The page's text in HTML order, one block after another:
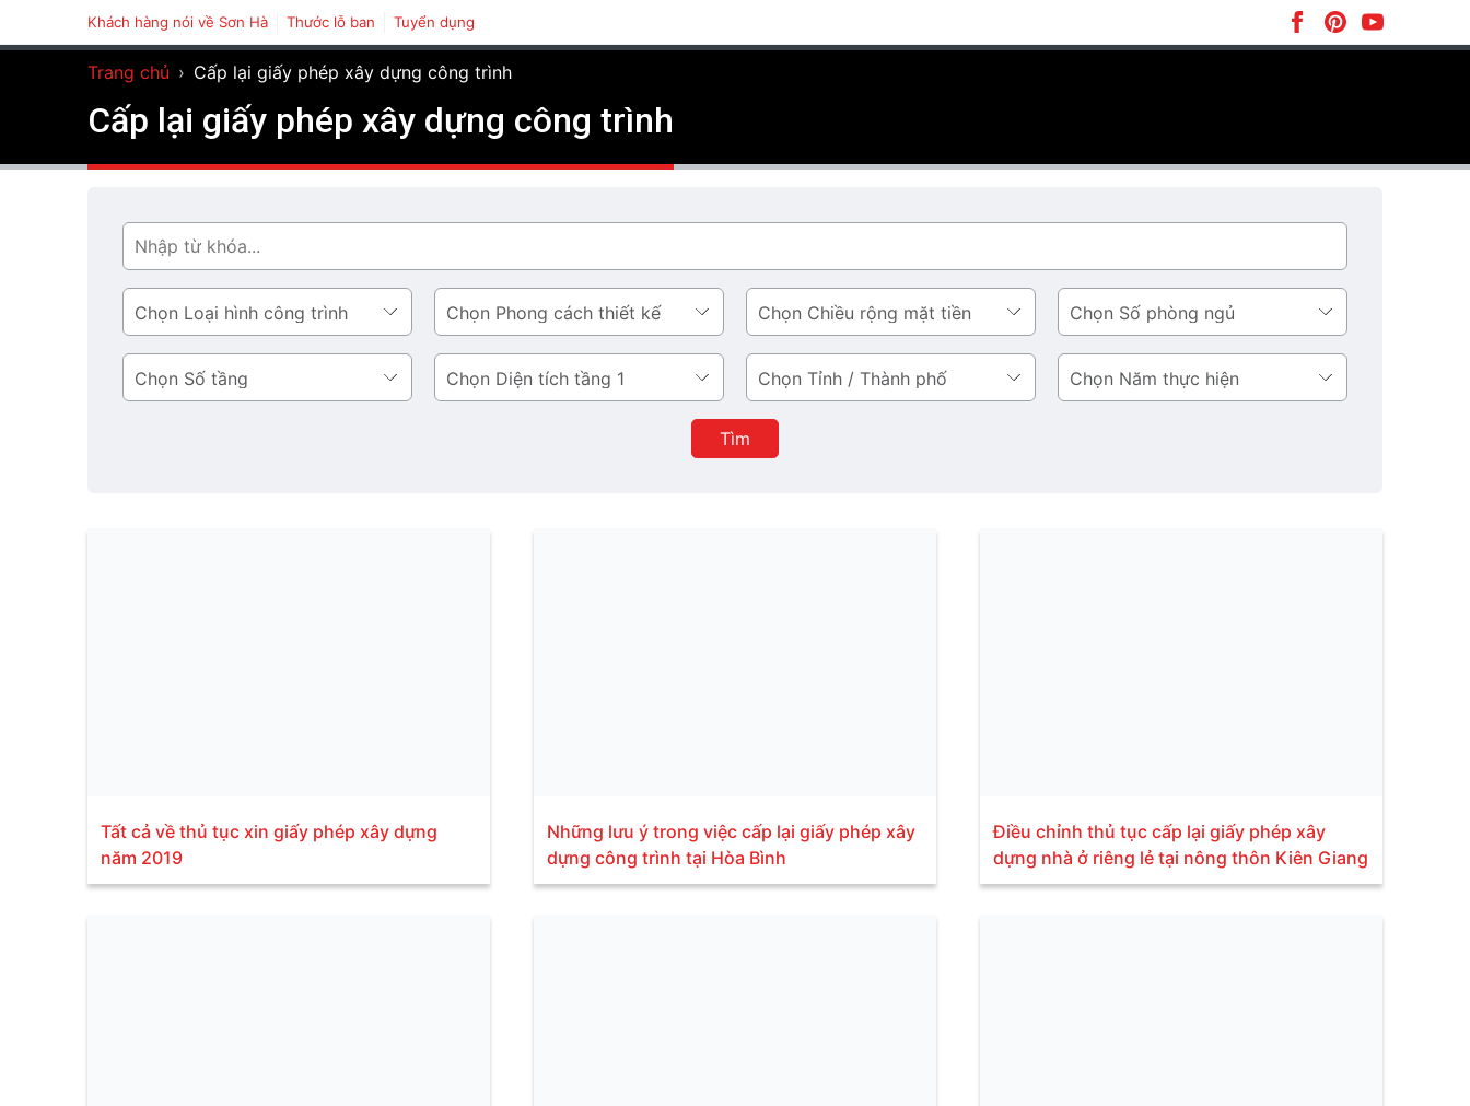
Khách hàng nói về Sơn Hà Thước lỗ ban Tuyển dụng
Trang chủ › Cấp lại giấy phép xây dựng công trình
Cấp lại giấy phép xây dựng công trình
Tìm
Loại
hình
công
trình
Phong
cách
thiết
kế
Chiều
rộng
mặt
tiền
Số
phòng
ngủ
Số
tầng
Diện
tích
Tỉnh
/
Thành
phố
Năm
thực
Tìm
Tất cả về thủ tục xin giấy phép xây dựng
năm 2019
Những lưu ý trong việc cấp lại giấy phép xây
dựng công trình tại Hòa Bình
Điều chỉnh thủ tục cấp lại giấy phép xây
dựng nhà ở riêng lẻ tại nông thôn Kiên Giang